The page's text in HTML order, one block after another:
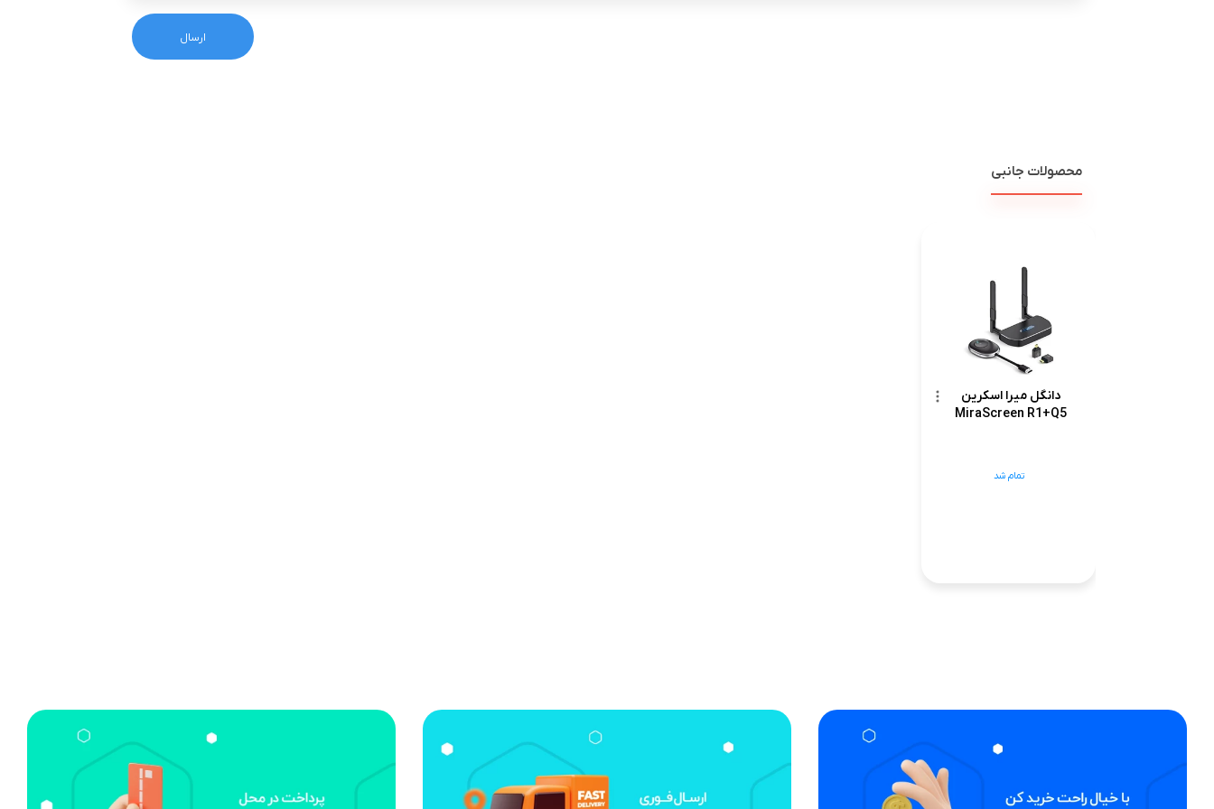
محصولات جانبی
دانگل میرا اسکرین
MiraScreen R1+Q5
تمام شد